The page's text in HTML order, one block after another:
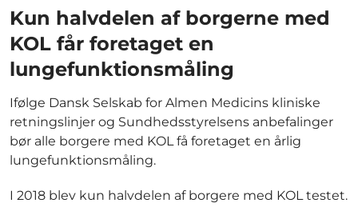
Kun halvdelen af borgerne med
KOL får foretaget en
lungefunktionsmåling
Ifølge Dansk Selskab for Almen Medicins kliniske
retningslinjer og Sundhedsstyrelsens anbefalinger
bør alle borgere med KOL få foretaget en årlig
lungefunktionsmåling.
I 2018 blev kun halvdelen af borgere med KOL testet.